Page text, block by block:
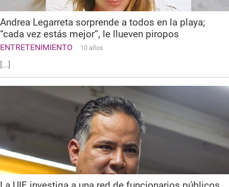
Andrea Legarreta sorprende a todos en la playa;
“cada vez estás mejor”, le llueven piropos
ENTRETENIMIENTO 10 años
[...]